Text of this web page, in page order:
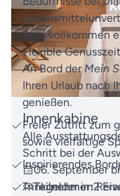
Bord vollkommen
Flexible
An Bord derMein
Ihren Urlaub nach
genießen.
Freier Zutritt zum
sowie vielfältige
Inspirierendes
Trinkgelder im
Innenkabine
Alle
Schritt bei der
06. September
Teilnehmer:2